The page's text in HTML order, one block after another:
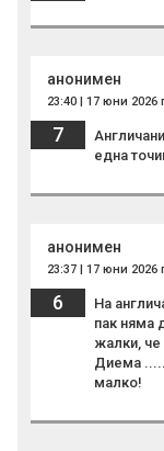
анонимен
23:40 | 17 юни 2026
7
една
анонимен
23:37 | 17 юни 2026
6
На
пак няма
жалки,
Диема
малко!